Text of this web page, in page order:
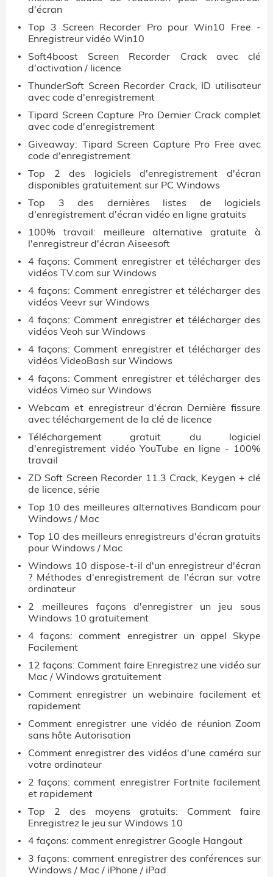
d'écran
Top 3 Screen Recorder Pro pour Win10 Free -
Enregistreur vidéo Win10
Soft4boost Screen Recorder Crack avec clé
d'activation / licence
ThunderSoft Screen Recorder Crack, ID utilisateur
avec code d'enregistrement
Tipard Screen Capture Pro Dernier Crack complet
avec code d'enregistrement
Giveaway: Tipard Screen Capture Pro Free avec
code d'enregistrement
Top 2 des logiciels d'enregistrement d'écran
disponibles gratuitement sur PC Windows
Top 3 des dernières listes de logiciels
d'enregistrement d'écran vidéo en ligne gratuits
100% travail: meilleure alternative gratuite à
l'enregistreur d'écran Aiseesoft
4 façons: Comment enregistrer et télécharger des
vidéos TV.com sur Windows
4 façons: Comment enregistrer et télécharger des
vidéos Veevr sur Windows
4 façons: Comment enregistrer et télécharger des
vidéos Veoh sur Windows
4 façons: Comment enregistrer et télécharger des
vidéos VideoBash sur Windows
4 façons: Comment enregistrer et télécharger des
vidéos Vimeo sur Windows
Webcam et enregistreur d'écran Dernière fissure
avec téléchargement de la clé de licence
Téléchargement gratuit du logiciel
d'enregistrement vidéo YouTube en ligne - 100%
travail
ZD Soft Screen Recorder 11.3 Crack, Keygen + clé
de licence, série
Top 10 des meilleures alternatives Bandicam pour
Windows / Mac
Top 10 des meilleurs enregistreurs d'écran gratuits
pour Windows / Mac
Windows 10 dispose-t-il d'un enregistreur d'écran
? Méthodes d'enregistrement de l'écran sur votre
ordinateur
2 meilleures façons d'enregistrer un jeu sous
Windows 10 gratuitement
4 façons: comment enregistrer un appel Skype
Facilement
12 façons: Comment faire Enregistrez une vidéo sur
Mac / Windows gratuitement
Comment enregistrer un webinaire facilement et
rapidement
Comment enregistrer une vidéo de réunion Zoom
sans hôte Autorisation
Comment enregistrer des vidéos d'une caméra sur
votre ordinateur
2 façons: comment enregistrer Fortnite facilement
et rapidement
Top 2 des moyens gratuits: Comment faire
Enregistrez le jeu sur Windows 10
4 façons: comment enregistrer Google Hangout
3 façons: comment enregistrer des conférences sur
Windows / Mac / iPhone / iPad